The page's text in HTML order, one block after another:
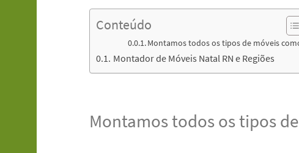
Conteúdo
Montamos todos os tipos de móveis
Montador de Móveis Natal RN e Regiões
Montamos todos os tipos